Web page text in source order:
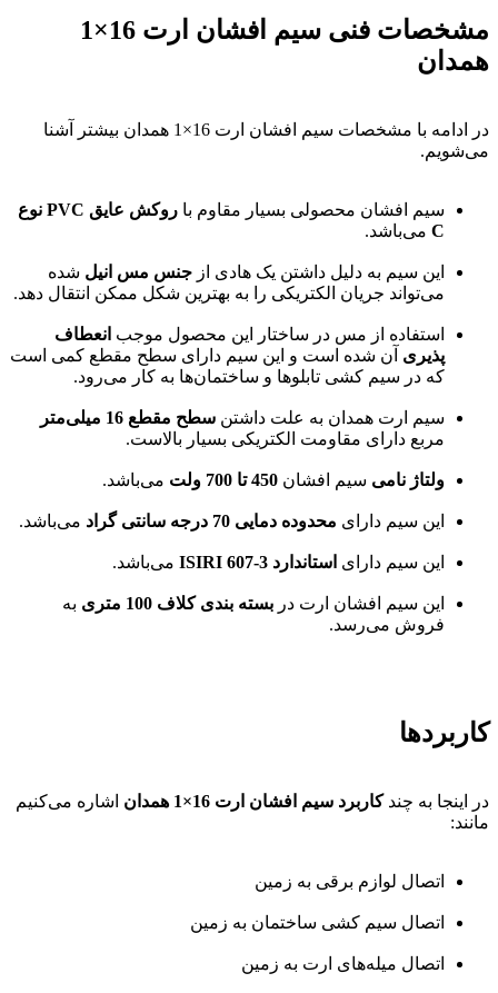
مشخصات فنی سیم افشان ارت 16×1
همدان
در ادامه با مشخصات سیم افشان ارت 16×1 همدان بیشتر آشنا
می‌شویم.
سیم افشان محصولی بسیار مقاوم با
روکش عایق PVC نوع
C می‌باشد.
این سیم به دلیل داشتن یک هادی از جنس مس انیل شده
می‌تواند جریان الکتریکی را به بهترین شکل ممکن انتقال دهد.
استفاده از مس در ساختار این محصول موجب انعطاف
پذیری آن شده است و این سیم دارای سطح مقطع کمی است
که در سیم کشی تابلوها و ساختمان‌ها به کار می‌رود.
سیم ارت همدان به علت داشتن سطح مقطع 16 میلی‌متر
مربع دارای مقاومت الکتریکی بسیار بالاست.
ولتاژ نامی سیم افشان می‌باشد.
این سیم دارای محدوده دمایی 70 درجه سانتی گراد می‌باشد.
این سیم دارای استاندارد ISIRI 607-3 می‌باشد.
این سیم افشان ارت در بسته بندی کلاف 100 متری
به
فروش می‌رسد.
کاربردها
در اینجا به چندکاربرد سیم افشان ارت 16×1 همدان
اشاره می‌کنیم
مانند:
اتصال لوازم برقی به زمین
اتصال سیم کشی ساختمان به زمین
اتصال میله‌های ارت به زمین